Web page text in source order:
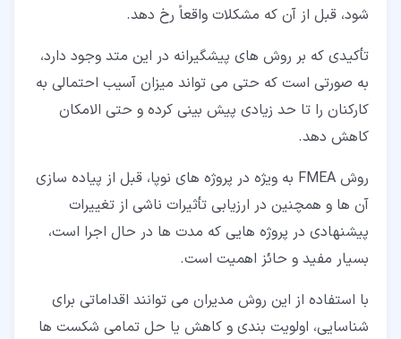
شود، قبل از آن که مشکلات واقعاً رخ دهد.
تأکیدی که بر روش های پیشگیرانه در این متد وجود دارد،
به صورتی است که حتی می تواند میزان آسیب احتمالی به
کارکنان را تا حد زیادی پیش بینی کرده و حتی الامکان
کاهش دهد.
روش FMEA به ویژه در پروژه های نوپا، قبل از پیاده سازی
آن ها و همچنین در ارزیابی تأثیرات ناشی از تغییرات
پیشنهادی در پروژه هایی که مدت ها در حال اجرا است،
بسیار مفید و حائز اهمیت است.
با استفاده از این روش مدیران می توانند اقداماتی برای
شناسایی، اولویت بندی و کاهش یا حل تمامی شکست ها